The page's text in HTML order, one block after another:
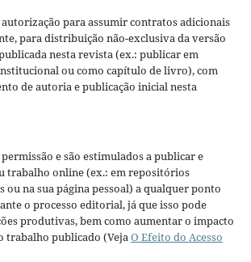
para assumir contratos adicionais
para distribuição não-exclusiva da versão
nesta revista (ex.: publicar em
ou como capítulo de livro), com
de autoria e publicação inicial nesta
e são estimulados a publicar e
trabalho online (ex.: em repositórios
ou na sua página pessoal) a qualquer ponto
o processo editorial, já que isso pode
produtivas, bem como aumentar o impacto
trabalho publicado (VejaO Efeito do Acesso